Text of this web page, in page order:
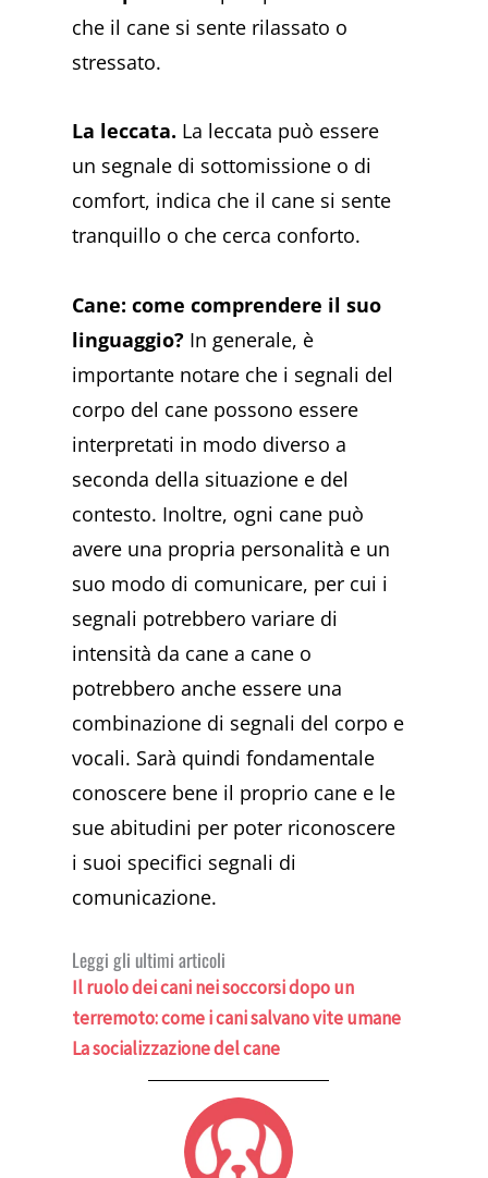
che il cane si sente rilassato o
stressato.
La leccata. La leccata può essere
un segnale di sottomissione o di
comfort, indica che il cane si sente
tranquillo o che cerca conforto.
Cane: come comprendere il suo
linguaggio? In generale, è
importante notare che i segnali del
corpo del cane possono essere
interpretati in modo diverso a
seconda della situazione e del
contesto. Inoltre, ogni cane può
avere una propria personalità e un
suo modo di comunicare, per cui i
segnali potrebbero variare di
intensità da cane a cane o
potrebbero anche essere una
combinazione di segnali del corpo e
vocali. Sarà quindi fondamentale
conoscere bene il proprio cane e le
sue abitudini per poter riconoscere
i suoi specifici segnali di
comunicazione.
Leggi gli ultimi articoli
Il ruolo dei cani nei soccorsi dopo un
terremoto: come i cani salvano vite umane
La socializzazione del cane